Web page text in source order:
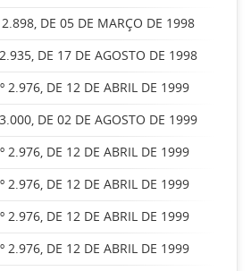
2.898, DE 05 DE MARÇO DE 1998
DE 17 DE AGOSTO DE 1998
2.976, DE 12 DE ABRIL DE 1999
DE 02 DE AGOSTO DE 1999
2.976, DE 12 DE ABRIL DE 1999
2.976, DE 12 DE ABRIL DE 1999
2.976, DE 12 DE ABRIL DE 1999
2.976, DE 12 DE ABRIL DE 1999